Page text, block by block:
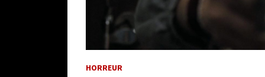
HORREUR